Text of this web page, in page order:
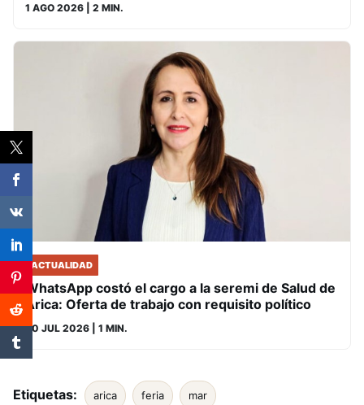
1 AGO 2026 | 2 MIN.
ACTUALIDAD
WhatsApp costó el cargo a la seremi de Salud de
Arica: Oferta de trabajo con requisito político
30 JUL 2026 | 1 MIN.
Etiquetas: arica feria mar